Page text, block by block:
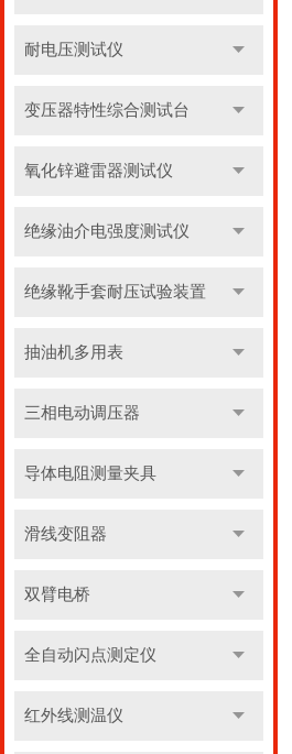
耐电压测试仪
变压器特性综合测试台
氧化锌避雷器测试仪
绝缘油介电强度测试仪
绝缘靴手套耐压试验装置
抽油机多用表
三相电动调压器
导体电阻测量夹具
滑线变阻器
双臂电桥
全自动闪点测定仪
红外线测温仪